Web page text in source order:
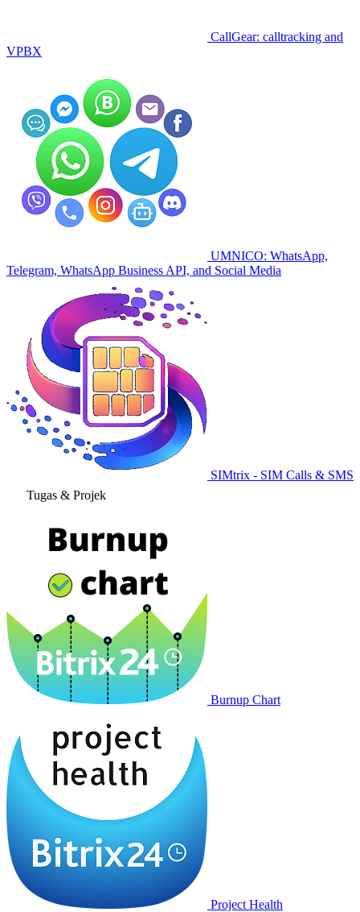
CallGear: calltracking and
VPBX
UMNICO: WhatsApp,
Telegram, WhatsApp Business API, and Social Media
SIMtrix - SIM Calls & SMS
Tugas & Projek
Burnup Chart
Project Health